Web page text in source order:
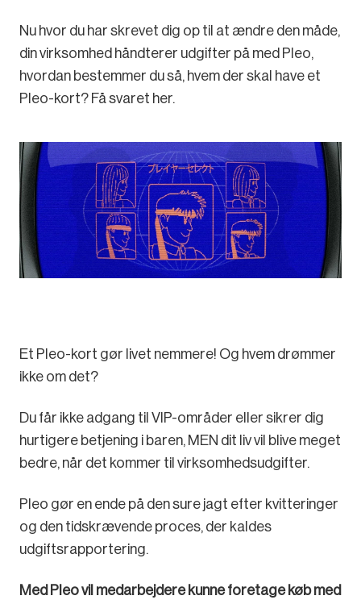
Nu hvor du har skrevet dig op til at ændre den måde,
din virksomhed håndterer udgifter på med Pleo,
hvordan bestemmer du så, hvem der skal have et
Pleo-kort? Få svaret her.
Et Pleo-kort gør livet nemmere! Og hvem drømmer
ikke om det?
Du får ikke adgang til VIP-områder eller sikrer dig
hurtigere betjening i baren, MEN dit liv vil blive meget
bedre, når det kommer til virksomhedsudgifter.
Pleo gør en ende på den sure jagt efter kvitteringer
og den tidskrævende proces, der kaldes
udgiftsrapportering.
Med Pleo vil medarbejdere kunne foretage køb med